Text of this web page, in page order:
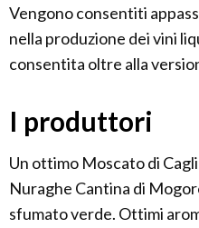
Vengono consentiti
nella produzione dei vini
consentita oltre alla
I produttori
Un ottimo Moscato di
Nuraghe Cantina di
sfumato verde. Ottimi